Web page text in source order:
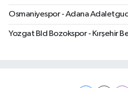
Osmaniyespor - Adana
Yozgat Bld Bozokspor - Kırşehir